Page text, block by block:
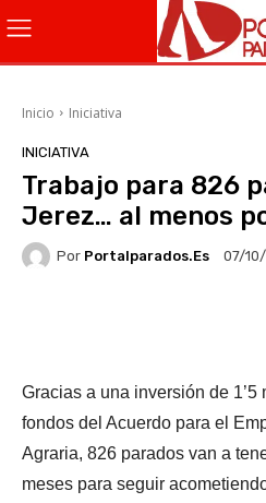
Inicio Iniciativa
INICIATIVA
Trabajo para 826
Jerez… al menos
Por Portalparados.es 07/
Gracias a una inversión de
fondos del Acuerdo para el
Agraria, 826 parados van a
meses para seguir